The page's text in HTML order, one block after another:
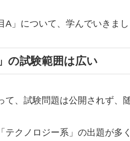
A」について、学んでいきま
の試験範囲は広い
て、試験問題は公開されず、
テクノロジー系」の出題が多